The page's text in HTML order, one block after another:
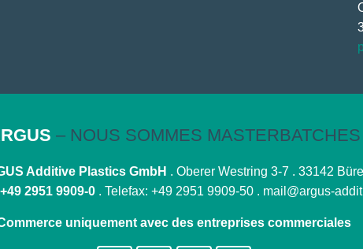
– NOUS SOMMES MASTERBATCHES
Additive Plastics GmbH . Oberer Westring 3-7 . 33142
+49 2951 9909-0. Telefax: +49 2951 9909-50 . mail@argus-
uniquement avec des entreprises commerciales